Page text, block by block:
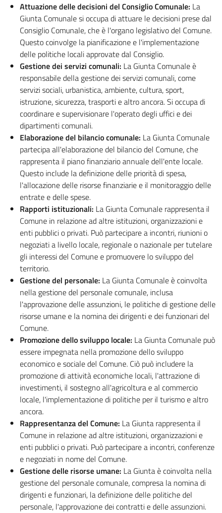
Attuazione delle decisioni del Consiglio Comunale: La
Giunta Comunale si occupa di attuare le decisioni prese dal
Consiglio Comunale, che è l'organo legislativo del Comune.
Questo coinvolge la pianificazione e l'implementazione
delle politiche locali approvate dal Consiglio.
Gestione dei servizi comunali: La Giunta Comunale è
responsabile della gestione dei servizi comunali, come
servizi sociali, urbanistica, ambiente, cultura, sport,
istruzione, sicurezza, trasporti e altro ancora. Si occupa di
coordinare e supervisionare l'operato degli uffici e dei
dipartimenti comunali.
Elaborazione del bilancio comunale: La Giunta Comunale
partecipa all'elaborazione del bilancio del Comune, che
rappresenta il piano finanziario annuale dell'ente locale.
Questo include la definizione delle priorità di spesa,
l'allocazione delle risorse finanziarie e il monitoraggio delle
entrate e delle spese.
Rapporti istituzionali: La Giunta Comunale rappresenta il
Comune in relazione ad altre istituzioni, organizzazioni e
enti pubblici o privati. Può partecipare a incontri, riunioni o
negoziati a livello locale, regionale o nazionale per tutelare
gli interessi del Comune e promuovere lo sviluppo del
territorio.
Gestione del personale: La Giunta Comunale è coinvolta
nella gestione del personale comunale, inclusa
l'approvazione delle assunzioni, le politiche di gestione delle
risorse umane e la nomina dei dirigenti e dei funzionari del
Comune.
Promozione dello sviluppo locale: La Giunta Comunale può
essere impegnata nella promozione dello sviluppo
economico e sociale del Comune. Ciò può includere la
promozione di attività economiche locali, l'attrazione di
investimenti, il sostegno all'agricoltura e al commercio
locale, l'implementazione di politiche per il turismo e altro
ancora.
Rappresentanza del Comune: La Giunta rappresenta il
Comune in relazione ad altre istituzioni, organizzazioni e
enti pubblici o privati. Può partecipare a incontri, conferenze
e negoziati in nome del Comune.
Gestione delle risorse umane: La Giunta è coinvolta nella
gestione del personale comunale, compresa la nomina di
dirigenti e funzionari, la definizione delle politiche del
personale, l'approvazione dei contratti e delle assunzioni.